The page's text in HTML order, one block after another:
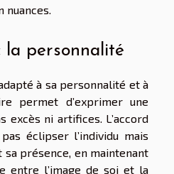
la personnalité
à sa personnalité et à
permet d’exprimer une
excès ni artifices. L’accord
éclipser l’individu mais
présence, en maintenant
entre l’image de soi et la